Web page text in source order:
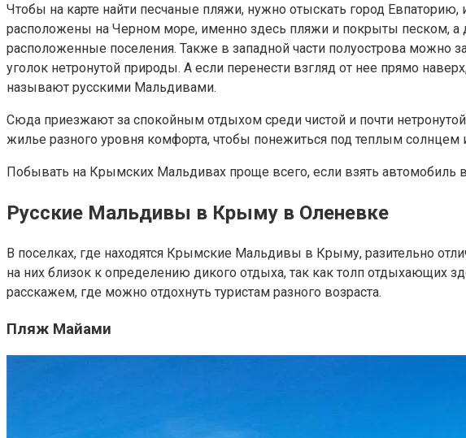
Чтобы на карте найти песчаные пляжи, нужно отыскать город
расположены на Черном море, именно здесь пляжи и покрыты песком, а
расположенные поселения. Также в западной части полуострова
уголок нетронутой природы. А если перенести взгляд от нее прямо
называют русскими Мальдивами.
Сюда приезжают за спокойным отдыхом среди чистой и почти
жилье разного уровня комфорта, чтобы понежиться под теплым солнцем
Побывать на Крымских Мальдивах проще всего, если взять
Русские Мальдивы в Крыму в Оленевке
В поселках, где находятся Крымские Мальдивы в Крыму, разительно
на них близок к определению дикого отдыха, так как толп
расскажем, где можно отдохнуть туристам разного возраста.
Пляж Майами